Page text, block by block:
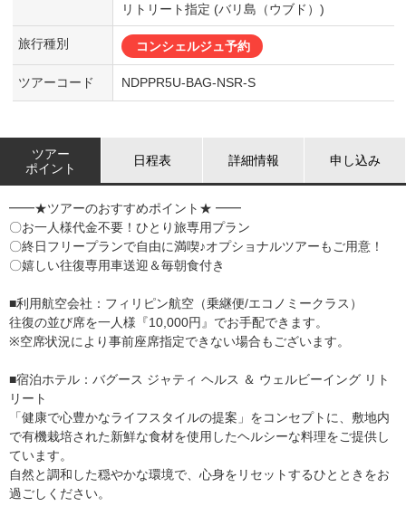
リトリート指定 (バリ島（ウブド）)
旅行種別 コンシェルジュ予約
ツアーコード NDPPR5U-BAG-NSR-S
ツアー
ポイント
日程表 詳細情報 申し込み
━━★ツアーのおすすめポイント★ ━━
〇お一人様代金不要！ひとり旅専用プラン
〇終日フリープランで自由に満喫♪オプショナルツアーもご用意！
〇嬉しい往復専用車送迎＆毎朝食付き
■利用航空会社：フィリピン航空（乗継便/エコノミークラス）
往復の並び席を一人様『10,000円』でお手配できます。
※空席状況により事前座席指定できない場合もございます。
■宿泊ホテル：バグース ジャティ ヘルス ＆ ウェルビーイング リト
リート
「健康で心豊かなライフスタイルの提案」をコンセプトに、敷地内
で有機栽培された新鮮な食材を使用したヘルシーな料理をご提供し
ています。
自然と調和した穏やかな環境で、心身をリセットするひとときをお
過ごしください。